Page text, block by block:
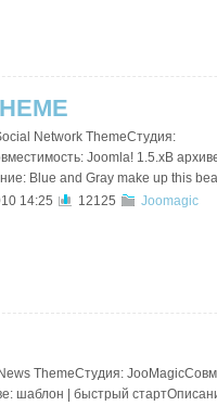
Network ThemeСтудия:
Joomla! 1.5.xВ
Blue and Gray make up this
14:25
12125 Joomagic
ThemeСтудия:
шаблон | быстрый